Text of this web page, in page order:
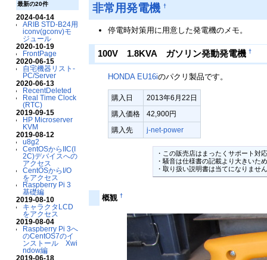
最新の20件
2024-04-14
ARIB STD-B24用
iconv(gconv)モ
ジュール
2020-10-19
FrontPage
2020-06-15
自宅機器リスト-
PC/Server
2020-06-13
RecentDeleted
Real Time Clock
(RTC)
2019-09-15
HP Microserver
KVM
2019-08-12
u8g2
CentOSからIIC(I
2C)デバイスへの
アクセス
CentOSからI/O
をアクセス
Raspberry Pi 3
基礎編
2019-08-10
キャラクタLCD
をアクセス
2019-08-04
Raspberry Pi 3へ
のCentOS7のイ
ンストール Xwi
ndow編
2019-06-18
非常用発電機 †
停電時対策用に用意した発電機のメモ。
100V 1.8KVA ガソリン発動発電機 †
HONDA EU16iのパクリ製品です。
購入日 2013年6月22日
購入価格 42,900円
購入先 j-net-power
・この販売店はまったくサポート対
・騒音は仕様書の記載より大きいた
概観 †